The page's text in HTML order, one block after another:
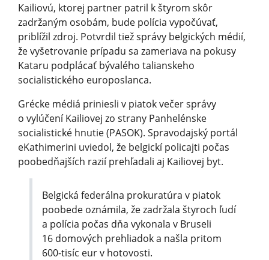
Kailiovú, ktorej partner patril k štyrom skôr
zadržaným osobám, bude polícia vypočúvať,
priblížil zdroj. Potvrdil tiež správy belgických médií,
že vyšetrovanie prípadu sa zameriava na pokusy
Kataru podplácať bývalého talianskeho
socialistického europoslanca.
Grécke médiá priniesli v piatok večer správy
o vylúčení Kailiovej zo strany Panhelénske
socialistické hnutie (PASOK). Spravodajský portál
eKathimerini uviedol, že belgickí policajti počas
poobedňajších razií prehľadali aj Kailiovej byt.
Belgická federálna prokuratúra v piatok
poobede oznámila, že zadržala štyroch ľudí
a polícia počas dňa vykonala v Bruseli
16 domových prehliadok a našla pritom
600-tisíc eur v hotovosti.